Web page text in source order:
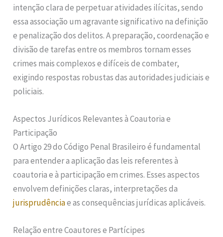
intenção clara de perpetuar atividades ilícitas, sendo
essa associação um agravante significativo na definição
e penalização dos delitos. A preparação, coordenação e
divisão de tarefas entre os membros tornam esses
crimes mais complexos e difíceis de combater,
exigindo respostas robustas das autoridades judiciais e
policiais.
Aspectos Jurídicos Relevantes à Coautoria e
Participação
O Artigo 29 do Código Penal Brasileiro é fundamental
para entender a aplicação das leis referentes à
coautoria e à participação em crimes. Esses aspectos
envolvem definições claras, interpretações da
jurisprudênciae as consequências jurídicas aplicáveis.
Relação entre Coautores e Partícipes